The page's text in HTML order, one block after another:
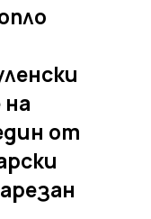
от